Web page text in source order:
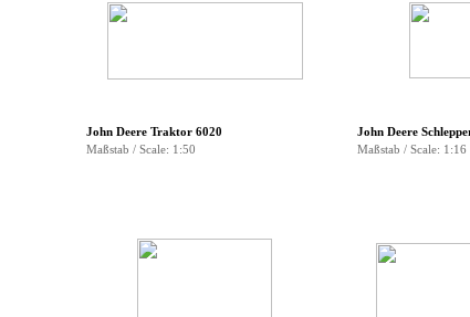
John Deere Traktor 6020
Maßstab / Scale: 1:50
John Deere
Maßstab / Scale: 1:16